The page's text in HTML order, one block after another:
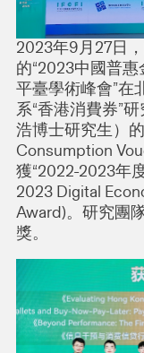
2023年9月27日
的“2023中國普
平臺學術峰會”在
系“香港消費券”
浩博士研究生）
Consumption
獲“2022-2023年
2023 Digital
Award)。研究團
獎。